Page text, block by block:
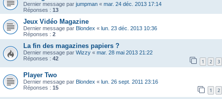
Dernier message par jumpman « mar. 24 déc. 2013 17:14
Réponses : 13
Jeux Vidéo Magazine
Dernier message par Blondex « lun. 23 déc. 2013 10:36
Réponses : 2
La fin des magazines papiers ?
Dernier message par Wizzy « mar. 28 mai 2013 21:22
Réponses : 42 1 2 3
Player Two
Dernier message par Blondex « lun. 26 sept. 2011 23:16
Réponses : 15 1 2